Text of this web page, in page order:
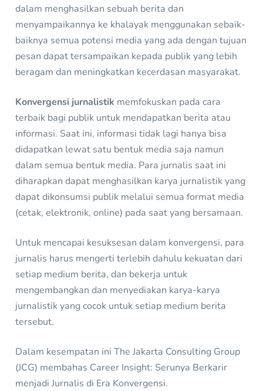
dalam menghasilkan sebuah berita dan
menyampaikannya ke khalayak menggunakan sebaik-
baiknya semua potensi media yang ada dengan tujuan
pesan dapat tersampaikan kepada publik yang lebih
beragam dan meningkatkan kecerdasan masyarakat.
Konvergensi jurnalistik memfokuskan pada cara
terbaik bagi publik untuk mendapatkan berita atau
informasi. Saat ini, informasi tidak lagi hanya bisa
didapatkan lewat satu bentuk media saja namun
dalam semua bentuk media. Para jurnalis saat ini
diharapkan dapat menghasilkan karya jurnalistik yang
dapat dikonsumsi publik melalui semua format media
(cetak, elektronik, online) pada saat yang bersamaan.
Untuk mencapai kesuksesan dalam konvergensi, para
jurnalis harus mengerti terlebih dahulu kekuatan dari
setiap medium berita, dan bekerja untuk
mengembangkan dan menyediakan karya-karya
jurnalistik yang cocok untuk setiap medium berita
tersebut.
Dalam kesempatan ini The Jakarta Consulting Group
(JCG) membahas Career Insight: Serunya Berkarir
menjadi Jurnalis di Era Konvergensi.